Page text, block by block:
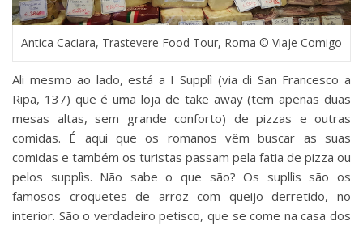
Antica Caciara, Trastevere Food Tour, Roma © Viaje Comigo
Ali mesmo ao lado, está a I Supplì (via di San Francesco a
Ripa, 137) que é uma loja de take away (tem apenas duas
mesas altas, sem grande conforto) de pizzas e outras
comidas. É aqui que os romanos vêm buscar as suas
comidas e também os turistas passam pela fatia de pizza ou
pelos supplìs. Não sabe o que são? Os supllìs são os
famosos croquetes de arroz com queijo derretido, no
interior. São o verdadeiro petisco, que se come na casa dos